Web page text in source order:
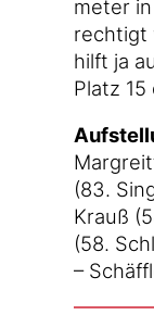
me­ter
rech­tigt
hilft ja
Platz
(83.
Krauß
(58.
–